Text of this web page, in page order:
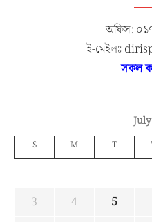
অফিস:
ই-মেইলঃ
সকল
S M T
3
4 5